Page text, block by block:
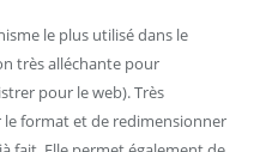
le plus utilisé dans le
très alléchante pour
pour le web). Très
format et de redimensionner